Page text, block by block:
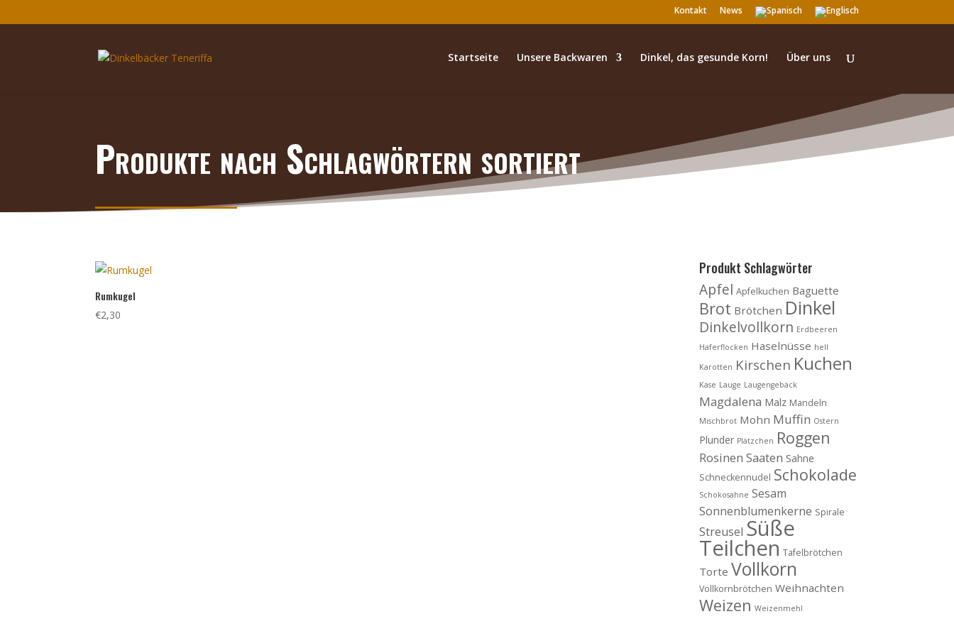
Kontakt News
Startseite Unsere Backwaren Dinkel, das gesunde Korn! Über uns
Produkte nach Schlagwörtern sortiert
Rumkugel
€2,30
Produkt Schlagwörter
Apfel Apfelkuchen Baguette
Brot Brötchen Dinkel
Dinkelvollkorn Erdbeeren
Haferflocken Haselnüsse hell
Karotten Kirschen Kuchen
Käse Lauge Laugengebäck
Magdalena Malz Mandeln
Mischbrot Mohn Muffin Ostern
Plunder Plätzchen Roggen
Rosinen Saaten Sahne
Schneckennudel Schokolade
Schokosahne Sesam
Sonnenblumenkerne Spirale
Streusel Süße
Teilchen Tafelbrötchen
Torte Vollkorn
Vollkornbrötchen Weihnachten
Weizen Weizenmehl